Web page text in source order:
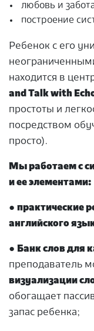
любовь и
построение
Ребенок с его
находится в
and Talk with
простоты и
посредством
просто).
Мы работаем с
и ее элементами:
● практические
английского
● Банк слов для
преподаватель
визуализации
обогащает
запас ребенка;